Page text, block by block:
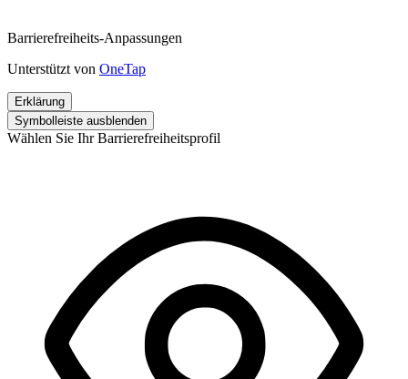
Barrierefreiheits-Anpassungen
Unterstützt von OneTap
Erklärung
Symbolleiste ausblenden
Wählen Sie Ihr Barrierefreiheitsprofil